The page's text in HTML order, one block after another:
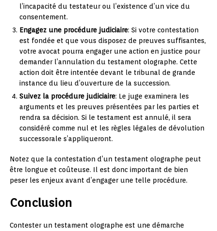
l’incapacité du testateur ou l’existence d’un vice du
consentement.
Engagez une procédure judiciaire: Si votre contestation
est fondée et que vous disposez de preuves suffisantes,
votre avocat pourra engager une action en justice pour
demander l’annulation du testament olographe. Cette
action doit être intentée devant le tribunal de grande
instance du lieu d’ouverture de la succession.
Suivez la procédure judiciaire: Le juge examinera les
arguments et les preuves présentées par les parties et
rendra sa décision. Si le testament est annulé, il sera
considéré comme nul et les règles légales de dévolution
successorale s’appliqueront.
Notez que la contestation d’un testament olographe peut
être longue et coûteuse. Il est donc important de bien
peser les enjeux avant d’engager une telle procédure.
Conclusion
Contester un testament olographe est une démarche